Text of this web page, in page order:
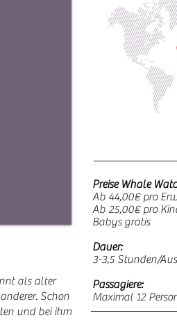
als alter
Schon
und bei ihm
Preise Whale
Ab 44,00€ pro
Ab 25,00€ pro
Babys gratis
Dauer:
3-3,5 Stunden/
Passagiere:
Maximal 12